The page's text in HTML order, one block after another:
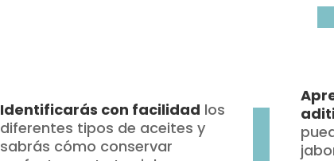
Identificarás con facilidad los
diferentes tipos de aceites y
sabrás cómo conservar